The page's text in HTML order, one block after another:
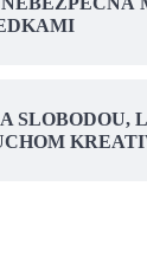
SLOBODOU,